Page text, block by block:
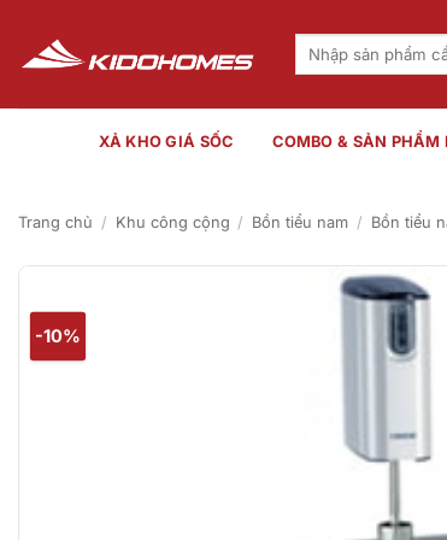
nội
dung
Tìm
XẢ KHO GIÁ SỐC COMBO & SẢN PHẨM
Trang chủ / Khu công cộng / Bồn tiểu nam / Bồn tiểu
-10%